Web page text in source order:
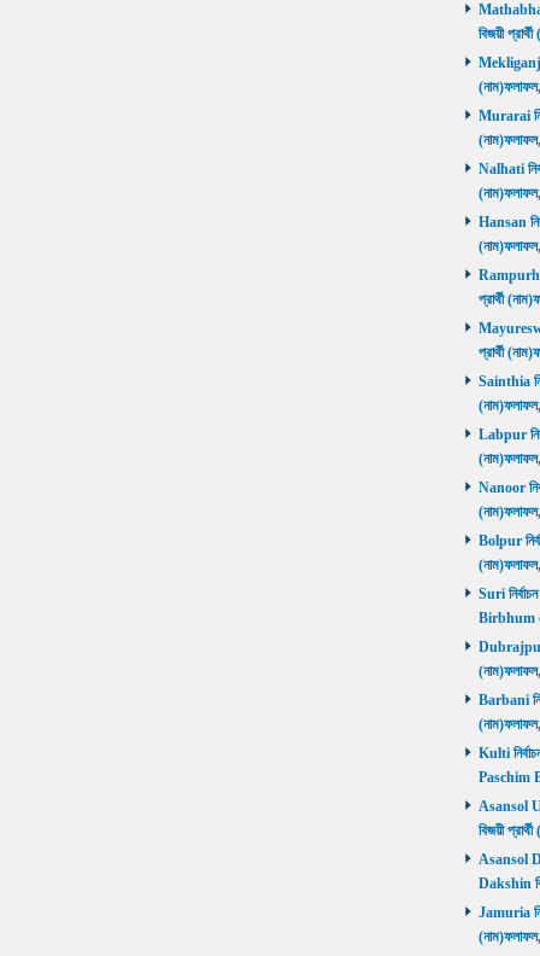
বিজয়ী
Mekliganj
Murarai
Nalhati
Hansan
Rampurhat
প্রার্থী
প্রার্থী
Sainthia
Labpur
Nanoor
Bolpur
Suri
Birbhum
Dubrajpur
Barbani
Kulti
Paschim
Asansol
বিজয়ী
Asansol
Dakshin
Jamuria